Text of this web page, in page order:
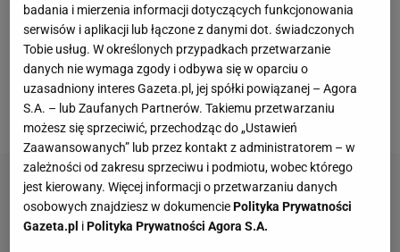
James. ZawodnikLos Angeles Lakersopisał w ten
sposób moment, w którym dowiedział się, że
Michael Jordankończy karierę. Moment, który
został przywołany w jednym odcinków bijącego
rekordy popularności serialu "The Last Dance".
badania i mierzenia informacji dotyczących funkcjonowania
serwisów i aplikacji lub łączone z danymi dot. świadczonych
Tobie usług. W określonych przypadkach przetwarzanie
danych nie wymaga zgody i odbywa się w oparciu o
uzasadniony interes Gazeta.pl, jej spółki powiązanej – Agora
S.A. – lub Zaufanych Partnerów. Takiemu przetwarzaniu
możesz się sprzeciwić, przechodząc do „Ustawień
Zaawansowanych” lub przez kontakt z administratorem – w
zależności od zakresu sprzeciwu i podmiotu, wobec którego
jest kierowany. Więcej informacji o przetwarzaniu danych
osobowych znajdziesz w dokumenciePolityka Prywatności
Gazeta.pl iPolityka Prywatności Agora S.A.